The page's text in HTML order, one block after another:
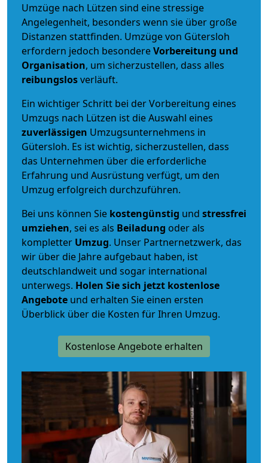
Umzüge nach Lützen sind eine stressige
Angelegenheit, besonders wenn sie über große
Distanzen stattfinden. Umzüge von Gütersloh
erfordern jedoch besondereVorbereitung und
Organisation, um sicherzustellen, dass alles
reibungslosverläuft.
Ein wichtiger Schritt bei der Vorbereitung eines
Umzugs nach Lützen ist die Auswahl eines
zuverlässigen Umzugsunternehmens in
Gütersloh. Es ist wichtig, sicherzustellen, dass
das Unternehmen über die erforderliche
Erfahrung und Ausrüstung verfügt, um den
Umzug erfolgreich durchzuführen.
Bei uns können Sie kostengünstig und stressfrei
umziehen, sei es als Beiladung oder als
kompletter Umzug. Unser Partnernetzwerk, das
wir über die Jahre aufgebaut haben, ist
deutschlandweit und sogar international
unterwegs. Holen Sie sich jetzt kostenlose
Angebote und erhalten Sie einen ersten
Überblick über die Kosten für Ihren Umzug.
Kostenlose Angebote erhalten